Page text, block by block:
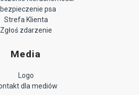
psa
Strefa Klienta
Zgłoś zdarzenie
Media
Logo
dla mediów